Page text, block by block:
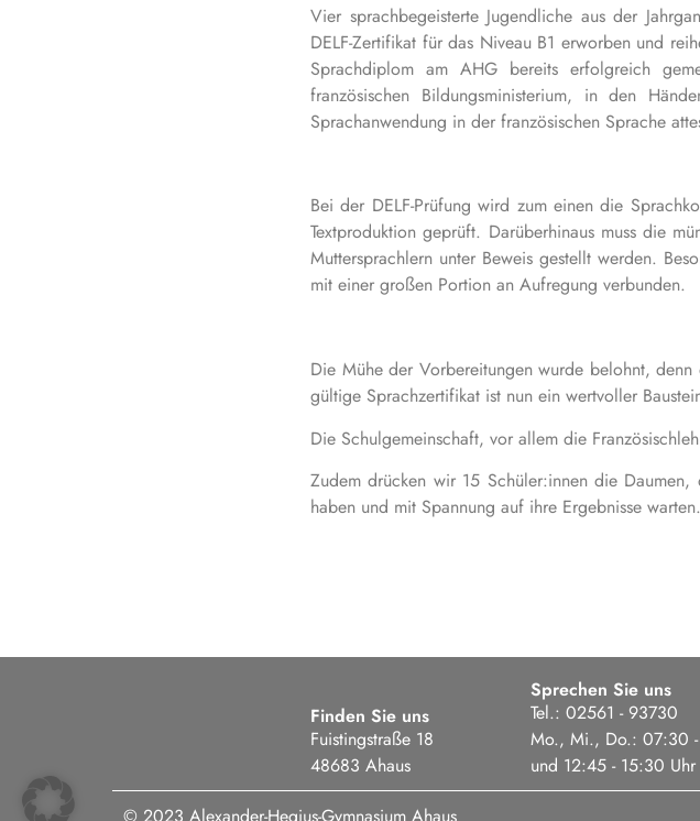
Vier sprachbegeisterte Jugendliche aus der
DELF-Zertifikat für das Niveau B1 erworben und
Sprachdiplom am AHG bereits erfolgreich
französischen Bildungsministerium, in den
Sprachanwendung in der französischen Sprache
Bei der DELF-Prüfung wird zum einen die
Textproduktion geprüft. Darüberhinaus muss die
Muttersprachlern unter Beweis gestellt werden.
mit einer großen Portion an Aufregung verbunden.
Die Mühe der Vorbereitungen wurde belohnt,
gültige Sprachzertifikat ist nun ein wertvoller
Die Schulgemeinschaft, vor allem die
Zudem drücken wir 15 Schüler:innen die
haben und mit Spannung auf ihre Ergebnisse warten.
Finden Sie uns
Fuistingstraße 18
48683 Ahaus
Sprechen Sie uns
Tel.: 02561 - 93730
Mo., Mi., Do.: 07:30 -
und 12:45 - 15:30 Uhr
© 2023 Alexander-Hegius-Gymnasium Ahaus